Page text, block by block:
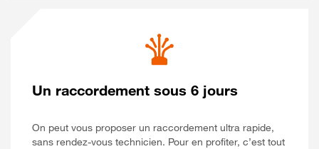
Un raccordement sous 6 jours
On peut vous proposer un raccordement ultra rapide,
sans rendez-vous technicien. Pour en profiter, c’est tout